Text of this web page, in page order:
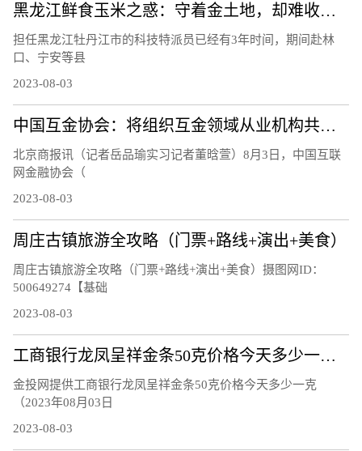
黑龙江鲜食玉米之惑：守着金土地，却难收获金豆豆？听听基层声音
担任黑龙江牡丹江市的科技特派员已经有3年时间，期间赴林
口、宁安等县
2023-08-03
中国互金协会：将组织互金领域从业机构共同应对黑灰产侵害
北京商报讯（记者岳品瑜实习记者董晗萱）8月3日，中国互联
网金融协会（
2023-08-03
周庄古镇旅游全攻略（门票+路线+演出+美食）
周庄古镇旅游全攻略（门票+路线+演出+美食）摄图网ID：
500649274【基础
2023-08-03
工商银行龙凤呈祥金条50克价格今天多少一克（2023年08月03日）
金投网提供工商银行龙凤呈祥金条50克价格今天多少一克
（2023年08月03日
2023-08-03